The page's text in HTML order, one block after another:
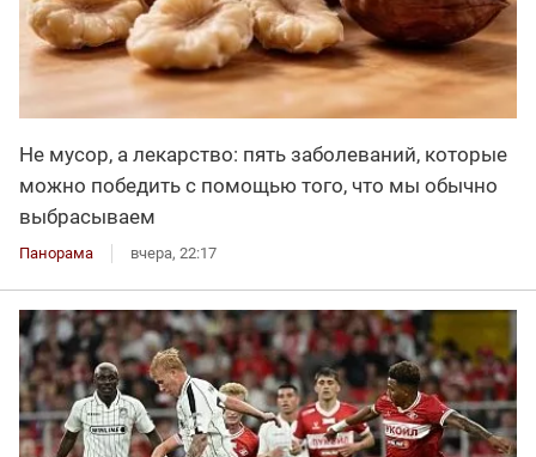
Не мусор, а лекарство: пять заболеваний, которые
можно победить с помощью того, что мы обычно
выбрасываем
Панорама вчера, 22:17